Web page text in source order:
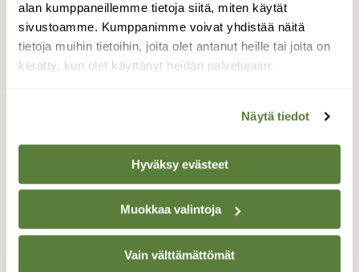
alan kumppaneillemme tietoja siitä, miten käytät
sivustoamme. Kumppanimme voivat yhdistää näitä
tietoja muihin tietoihin, joita olet antanut heille tai joita on
kerätty, kun olet käyttänyt heidän palvelujaan.
Näytä tiedot
Hyväksy evästeet
Muokkaa valintoja
Vain välttämättömät
Kyhmyjoutsenia
Poikasen siivet näyttävät jo valmiilta, mutta
päästä vedestä ilmaan.
Valokuvaaja: Reijo Juurinen, Töölönlahti Lokakuu
TAKAISIN LISTAAN